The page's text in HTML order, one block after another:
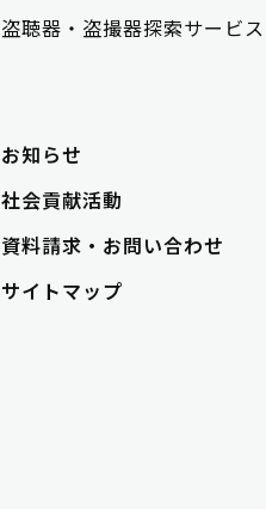
盗聴器・盗撮器探索サービス
お知らせ
社会貢献活動
資料請求・お問い合わせ
サイトマップ